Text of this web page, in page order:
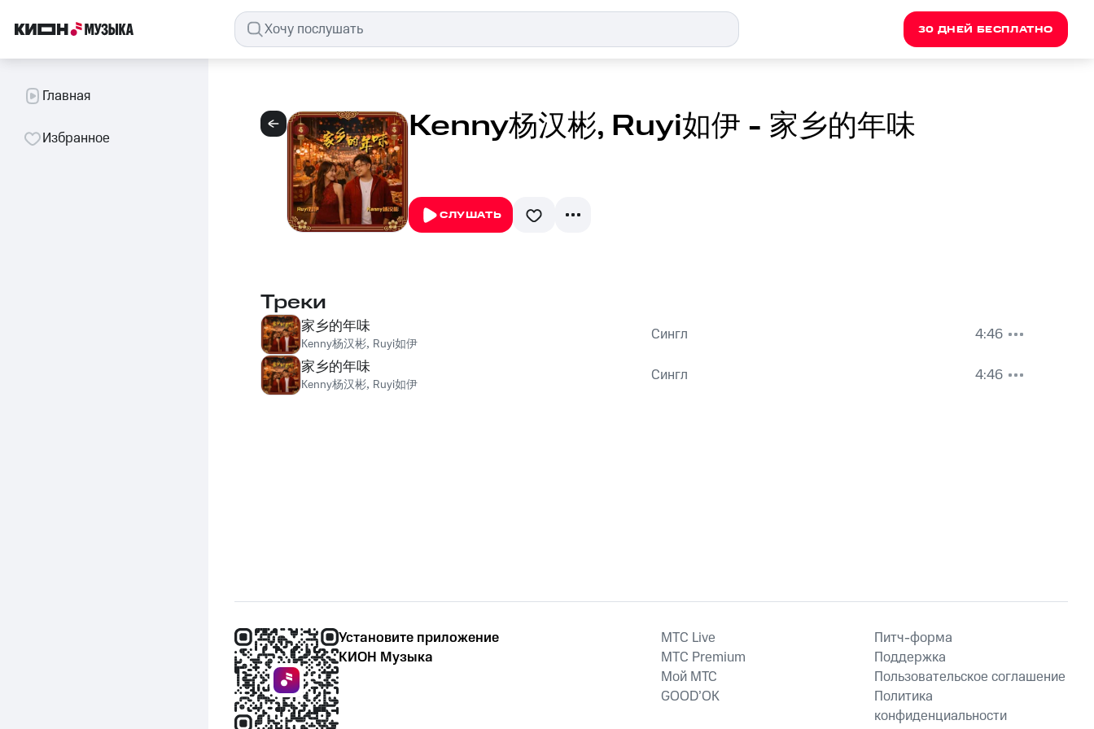
30 ДНЕЙ БЕСПЛАТНО
Главная
Избранное Kenny杨汉彬, Ruyi如伊 - 家乡的年味
СЛУШАТЬ
Треки
家乡的年味
Kenny杨汉彬, Ruyi如伊 Сингл
4:46
家乡的年味
Kenny杨汉彬, Ruyi如伊 Сингл 4:46
Установите приложение
КИОН Музыка
MTС Live
MTС Premium
Мой МТС
GOOD’OK
Питч-форма
Поддержка
Пользовательское соглашение
Политика
конфиденциальности